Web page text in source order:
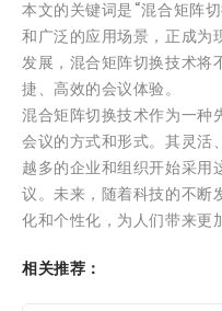
本文的关键词是“混合矩阵
和广泛的应用场景，正成为
发展，混合矩阵切换技术将
捷、高效的会议体验。
混合矩阵切换技术作为一种
会议的方式和形式。其灵活
越多的企业和组织开始采用
议。未来，随着科技的不断
化和个性化，为人们带来更
相关推荐：